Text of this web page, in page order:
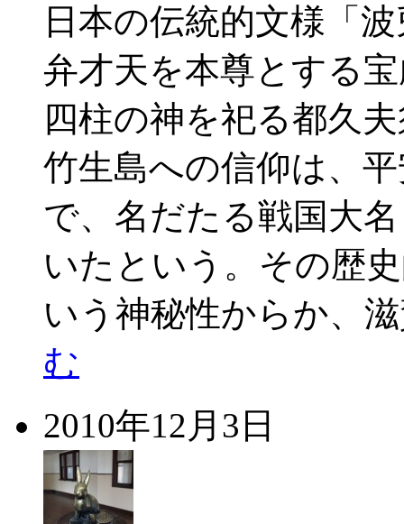
日本の伝統的文様「
弁才天を本尊とする
四柱の神を祀る都久
竹生島への信仰は、
で、名だたる戦国大
いたという。その歴
いう神秘性からか、
む
2010年12月3日